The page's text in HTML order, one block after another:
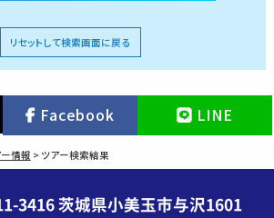
リセットして検索画面に戻る
Facebook LINE
情報 > ツアー検索結果
3416 茨城県小美玉市与沢1601